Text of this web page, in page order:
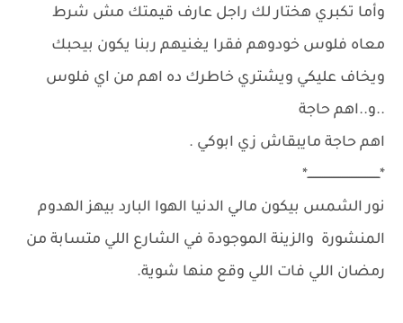
وأما تكبري هختار لك راجل عارف قيمتك مش شرط
معاه فلوس خودوهم فقرا يغنيهم ربنا يكون بيحبك
ويخاف عليكي ويشتري خاطرك ده اهم من اي فلوس
..و..اهم حاجة
اهم حاجة مايبقاش زي ابوكي .
*ــــــــــــــــــــــــــــــــــــــــ*
نور الشمس بيكون مالي الدنيا الهوا البارد بيهز الهدوم
المنشورة والزينة الموجودة في الشارع اللي متسابة من
رمضان اللي فات اللي وقع منها شوية.